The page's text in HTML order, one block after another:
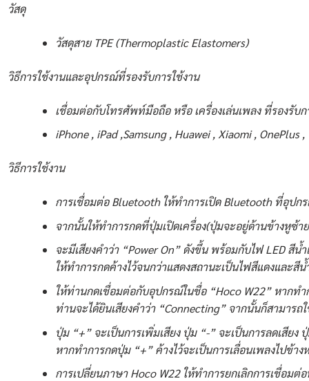
วัสดุ
วัสดุสาย TPE (Thermoplastic Elastomers)
วิธีการใช้งานและอุปกรณ์ที่รองรับการใช้งาน
เชื่อมต่อกับโทรศัพท์มือถือ หรือ เครื่องเล่นเพลง ที่รองรับ
iPhone , iPad ,Samsung , Huawei , Xiaomi , OnePlus
วิธีการใช้งาน
การเชื่อมต่อ Bluetooth ให้ทำการเปิด Bluetooth ที่อุป
จากนั้นให้ทำการกดที่ปุ่มเปิดเครื่อง(ปุ่มจะอยู่ด้านข้างหูซ้
จะมีเสียงคำว่า “Power On” ดังขึ้น พร้อมกับไฟ LED สีน้
ให้ทำการกดค้างไว้จนกว่าแสดงสถานะเป็นไฟสีแดงและ
ให้ท่านกดเชื่อมต่อกับอุปกรณ์ในชื่อ “Hoco W22” หากทำ
ท่านจะได้ยินเสียงคำว่า “Connecting” จากนั้นก็สามารถ
ปุ่ม “+” จะเป็นการเพิ่มเสียง ปุ่ม “-” จะเป็นการลดเสีย
หากทำการกดปุ่ม “+” ค้างไว้จะเป็นการเลื่อนเพลงไปข้
การเปลี่ยนภาษา Hoco W22 ให้ทำการยกเลิกการเชื่อม